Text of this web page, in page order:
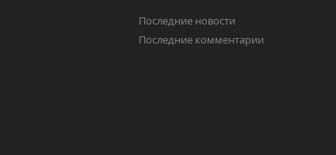
Последние новости
Последние комментарии